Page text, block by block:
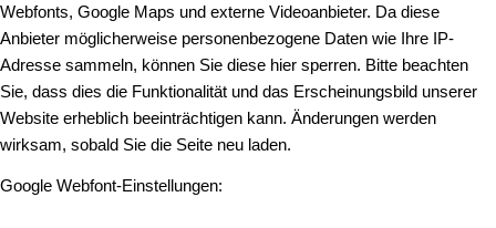
Webfonts, Google Maps und externe Videoanbieter. Da diese
Anbieter möglicherweise personenbezogene Daten wie Ihre IP-
Adresse sammeln, können Sie diese hier sperren. Bitte beachten
Sie, dass dies die Funktionalität und das Erscheinungsbild unserer
Website erheblich beeinträchtigen kann. Änderungen werden
wirksam, sobald Sie die Seite neu laden.
Google Webfont-Einstellungen: